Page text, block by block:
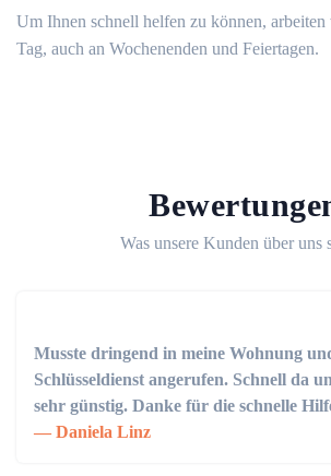
Um Ihnen schnell helfen zu können,
Tag, auch an Wochenenden und Feiertagen.
Was unsere Kunden über uns
Musste dringend in meine Wohnung
Schlüsseldienst angerufen. Schnell da
sehr günstig. Danke für die schnelle
Daniela Linz